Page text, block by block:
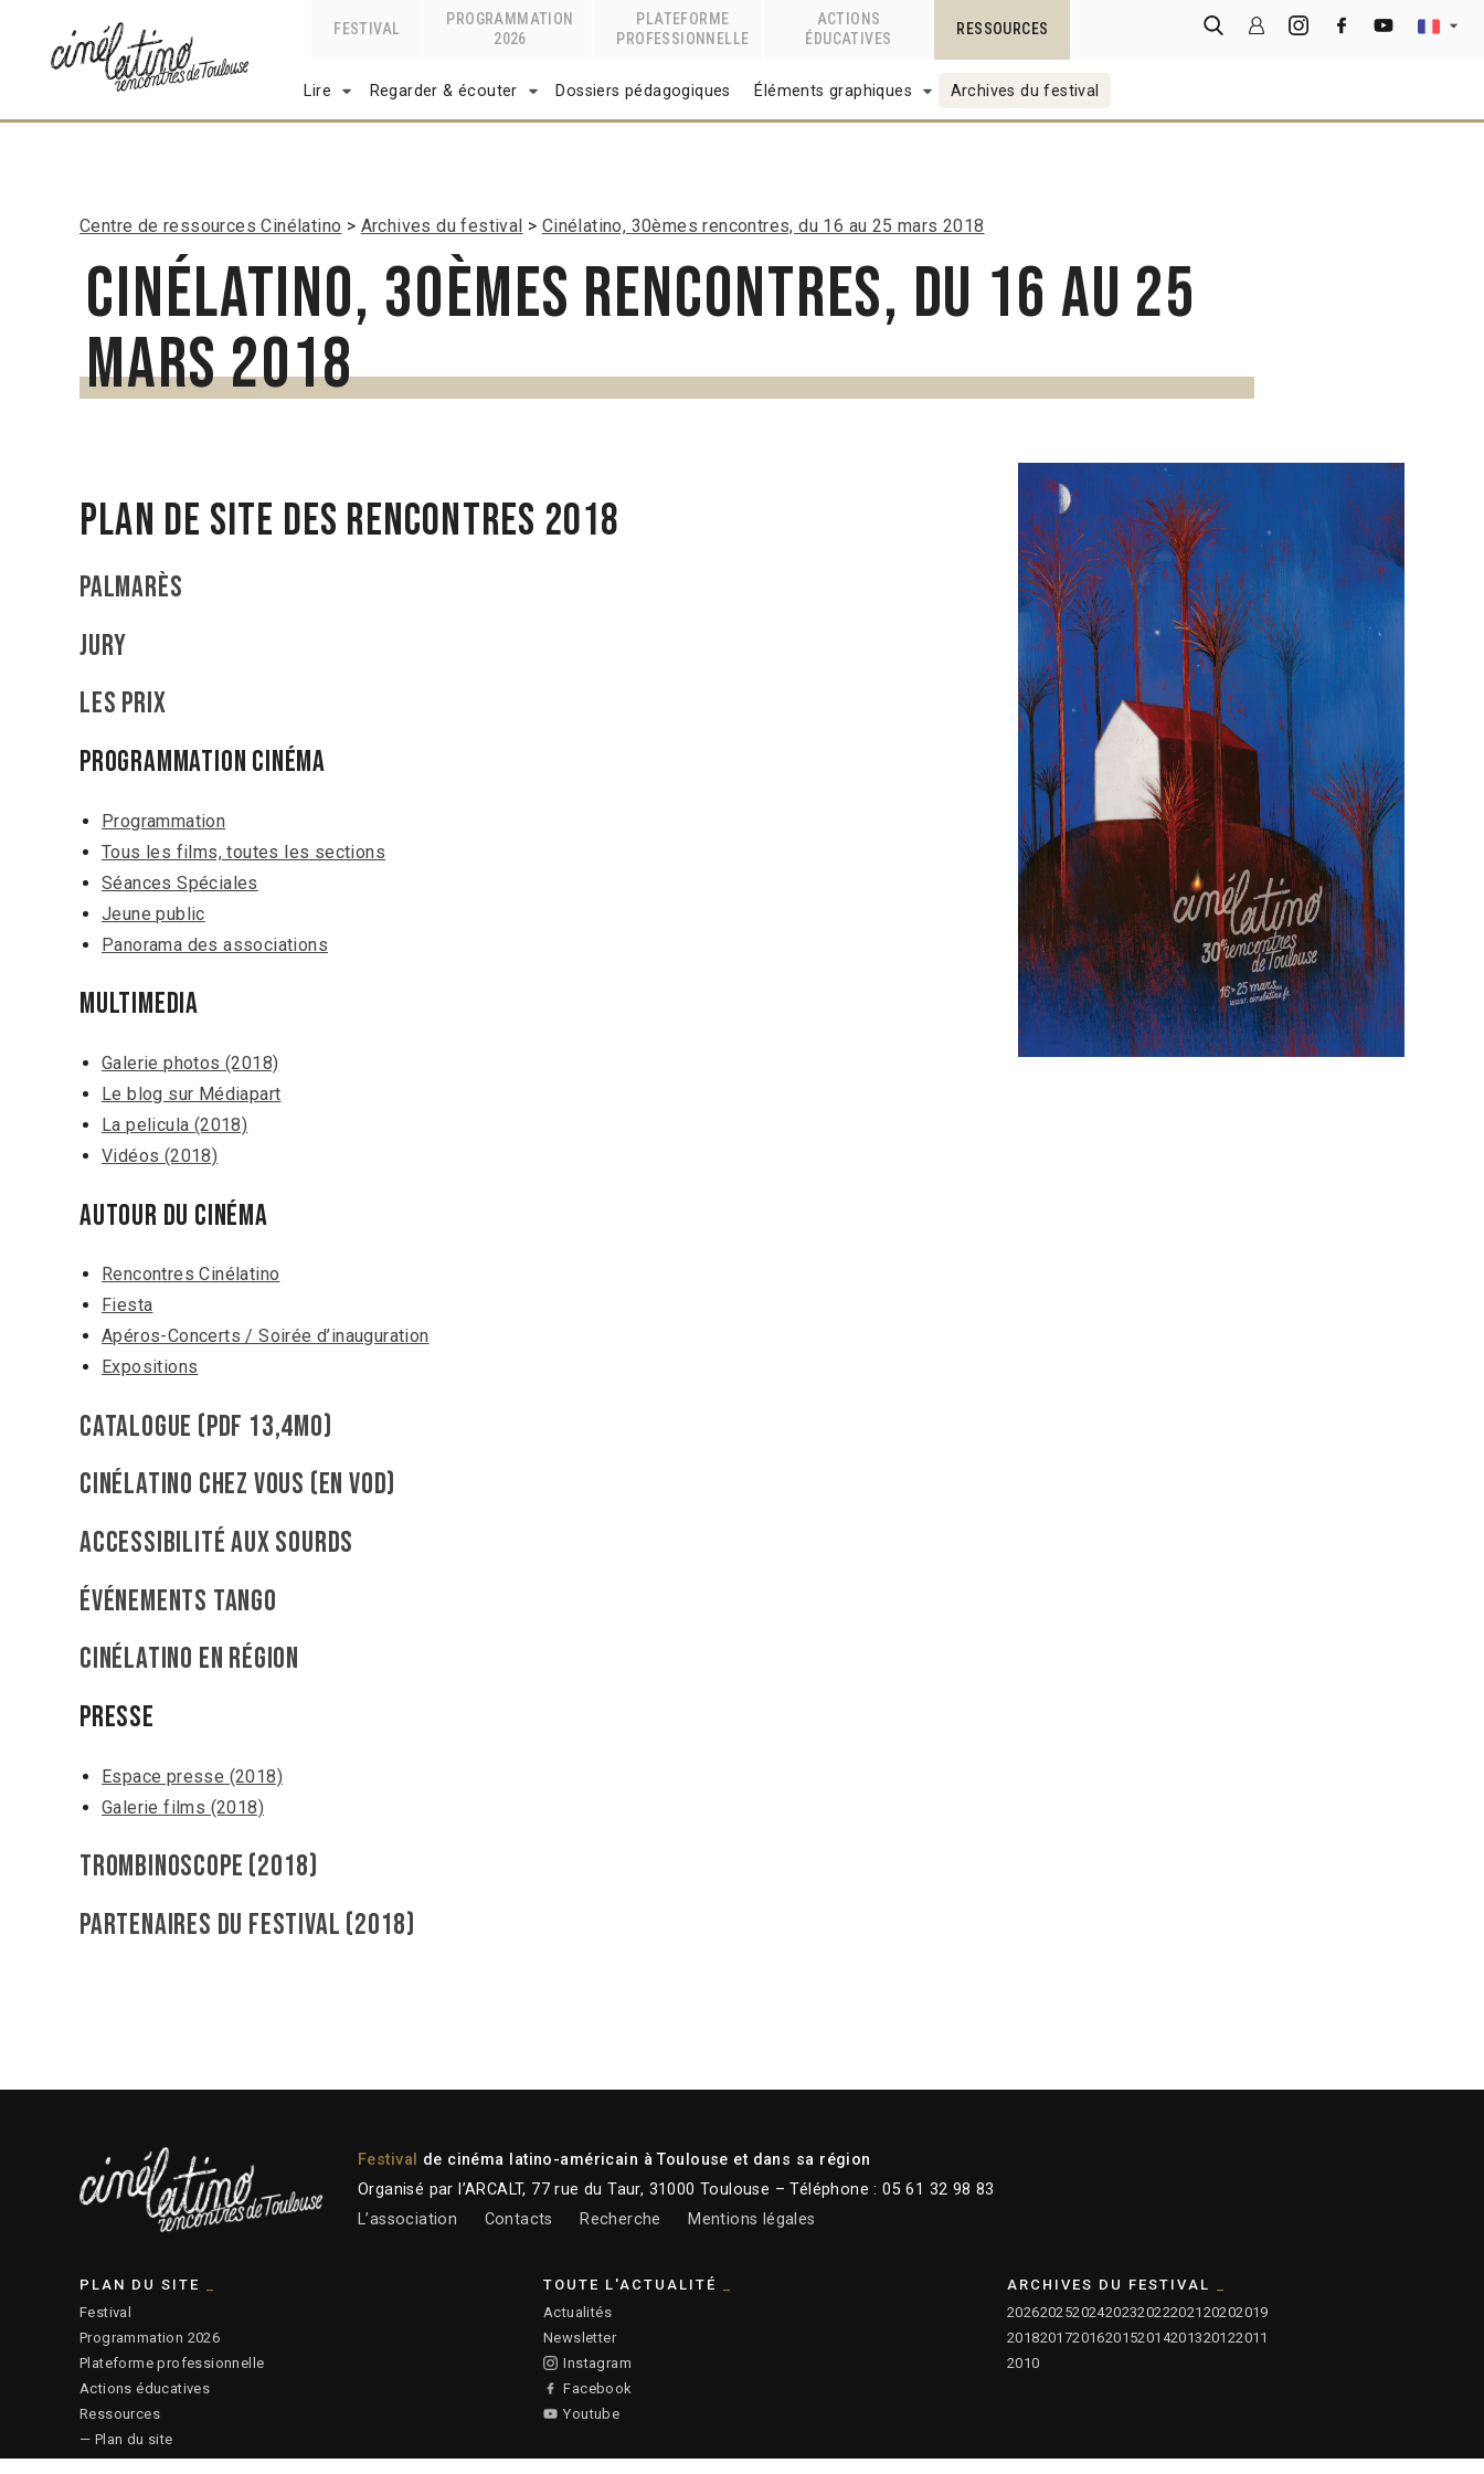
FESTIVAL
PROGRAMMATION
2026
PLATEFORME
PROFESSIONNELLE
ACTIONS
ÉDUCATIVES
RESSOURCES
Lire Regarder & écouter Dossiers pédagogiques Éléments graphiques Archives du festival
Centre de ressources Cinélatino Archives du festival Cinélatino, 30èmes rencontres, du 16 au 25 mars 2018
Cinélatino, 30èmes rencontres, du 16 au 25
mars 2018
Plan de site des rencontres 2018
Palmarès
Jury
Les Prix
Programmation Cinéma
Programmation
Tous les films, toutes les sections
Séances Spéciales
Jeune public
Panorama des associations
MULTIMEDIA
Galerie photos (2018)
Le blog sur Médiapart
La pelicula (2018)
Vidéos (2018)
Autour du cinéma
Rencontres Cinélatino
Fiesta
Apéros-Concerts / Soirée d’inauguration
Expositions
Catalogue (PDF 13,4mo)
CINÉLATINO CHEZ VOUS (EN VOD)
Accessibilité aux sourds
Événements Tango
Cinélatino en région
PRESSE
Espace presse (2018)
Galerie films (2018)
Trombinoscope (2018)
Partenaires du festival (2018)
Festival
de cinéma latino-américain à Toulouse et dans sa région
Organisé par l’ARCALT, 77 rue du Taur, 31000 Toulouse – Téléphone : 05 61 32 98 83
L’association
Contacts Recherche Mentions légales
PLAN DU SITE
Festival
Programmation 2026
Plateforme professionnelle
Actions éducatives
Ressources
— Plan du site
TOUTE L'ACTUALITÉ
Actualités
Newsletter
Instagram
Facebook
Youtube
ARCHIVES DU FESTIVAL
202620252024202320222021 20202019
20182017201620152014201320122011
2010